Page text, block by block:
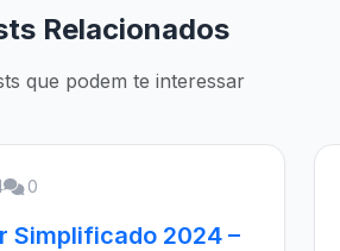
Relacionados
que podem te interessar
0
Simplificado 2024 –